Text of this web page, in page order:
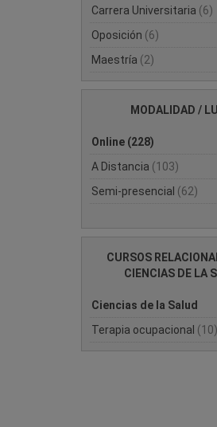
Carrera Universitaria (6)
Oposición (6)
Maestría (2)
MODALIDAD /
Online (228)
A Distancia (103)
Semi-presencial (62)
CURSOS
CIENCIAS DE LA
Ciencias de la Salud
Terapia ocupacional (10)